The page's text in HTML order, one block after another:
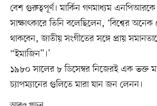
বেশ গুরুত্বপূর্ণ। মার্কিন গণমাধ্যম
সাক্ষাৎকারে তিনি বলেছিলেন, ‘বিশ্বের
থাকবেন, জাতীয় সংগীতের সঙ্গে প্রায়
“ইমাজিন”।’
১৯৮০ সালের ৮ ডিসেম্বর নিজেরই এক ভক্ত
চ্যাপম্যানের গুলিতে মারা যান জন লেনন।